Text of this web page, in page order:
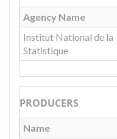
Agency Name
Institut National de la
Statistique
PRODUCERS
Name